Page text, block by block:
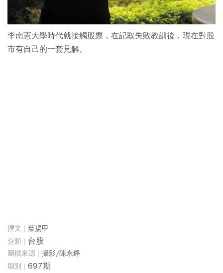
李南憲大學時代就接觸股票，在記取失敗教訓後，現在對股
市有自己的一套見解。
葉揚甲
台股
攝影/陳永錚
697期